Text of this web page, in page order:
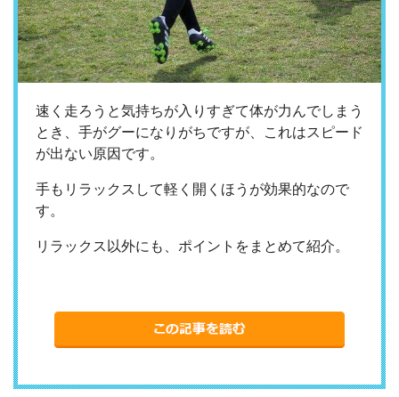
速く走ろうと気持ちが入りすぎて体が力んでしまう
とき、手がグーになりがちですが、これはスピード
が出ない原因です。
手もリラックスして軽く開くほうが効果的なので
す。
リラックス以外にも、ポイントをまとめて紹介。